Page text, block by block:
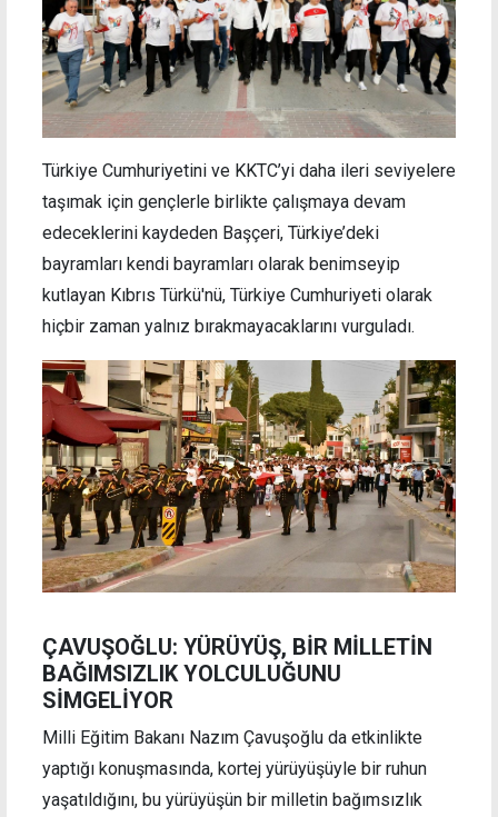
Türkiye Cumhuriyetini ve KKTC’yi daha ileri seviyelere
taşımak için gençlerle birlikte çalışmaya devam
edeceklerini kaydeden Başçeri, Türkiye’deki
bayramları kendi bayramları olarak benimseyip
kutlayan Kıbrıs Türkü'nü, Türkiye Cumhuriyeti olarak
hiçbir zaman yalnız bırakmayacaklarını vurguladı.
ÇAVUŞOĞLU: YÜRÜYÜŞ, BİR MİLLETİN
BAĞIMSIZLIK YOLCULUĞUNU
SİMGELİYOR
Milli Eğitim Bakanı Nazım Çavuşoğlu da etkinlikte
yaptığı konuşmasında, kortej yürüyüşüyle bir ruhun
yaşatıldığını, bu yürüyüşün bir milletin bağımsızlık